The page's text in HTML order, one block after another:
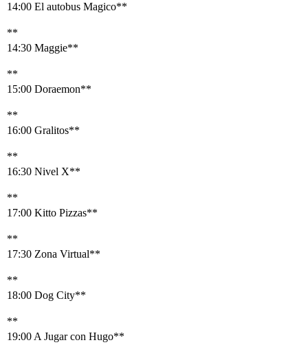
14:00 El autobus Magico**
**
14:30 Maggie**
**
15:00 Doraemon**
**
16:00 Gralitos**
**
16:30 Nivel X**
**
17:00 Kitto Pizzas**
**
17:30 Zona Virtual**
**
18:00 Dog City**
**
19:00 A Jugar con Hugo**